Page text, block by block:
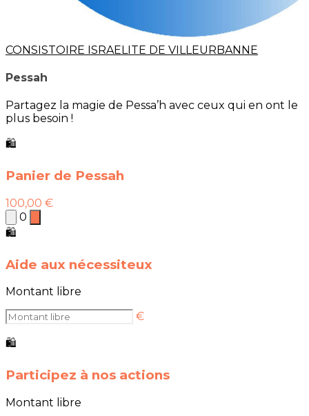
CONSISTOIRE ISRAELITE DE VILLEURBANNE
Pessah
Partagez la magie de Pessa’h avec ceux qui en ont le
plus besoin !
🛍
Panier de Pessah
100,00 €
0
🛍
Aide aux nécessiteux
Montant libre
€
🛍
Participez à nos actions
Montant libre